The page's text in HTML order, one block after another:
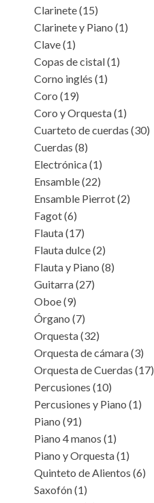
Clarinete(15)
Clarinete y Piano (1)
Clave(1)
Copas de cistal(1)
Corno inglés (1)
Coro (19)
Coro y Orquesta(1)
Cuarteto de cuerdas (30)
Cuerdas (8)
Electrónica(1)
Ensamble(22)
Ensamble Pierrot(2)
Fagot(6)
Flauta(17)
Flauta dulce(2)
Flauta y Piano (8)
Guitarra(27)
Oboe(9)
Órgano (7)
Orquesta(32)
Orquesta de cámara(3)
Orquesta de Cuerdas (17)
Percusiones (10)
Percusiones y Piano (1)
Piano (91)
Piano 4 manos (1)
Piano y Orquesta(1)
Quinteto de Alientos (6)
Saxofón(1)